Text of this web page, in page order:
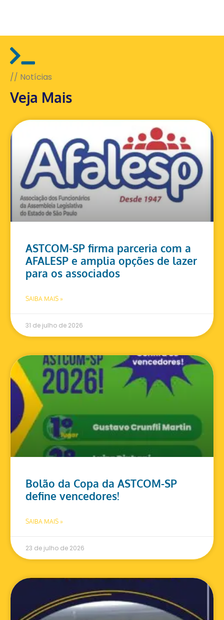
// Notícias
Veja Mais
ASTCOM-SP firma parceria com a
AFALESP e amplia opções de lazer
para os associados
SAIBA MAIS »
31 de julho de 2026
Bolão da Copa da ASTCOM-SP
define vencedores!
SAIBA MAIS »
23 de julho de 2026